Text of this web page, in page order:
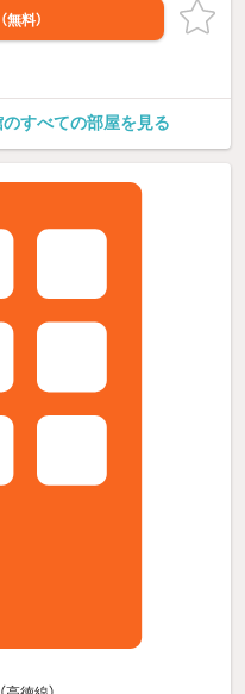
（無料）
すべての部屋を見る